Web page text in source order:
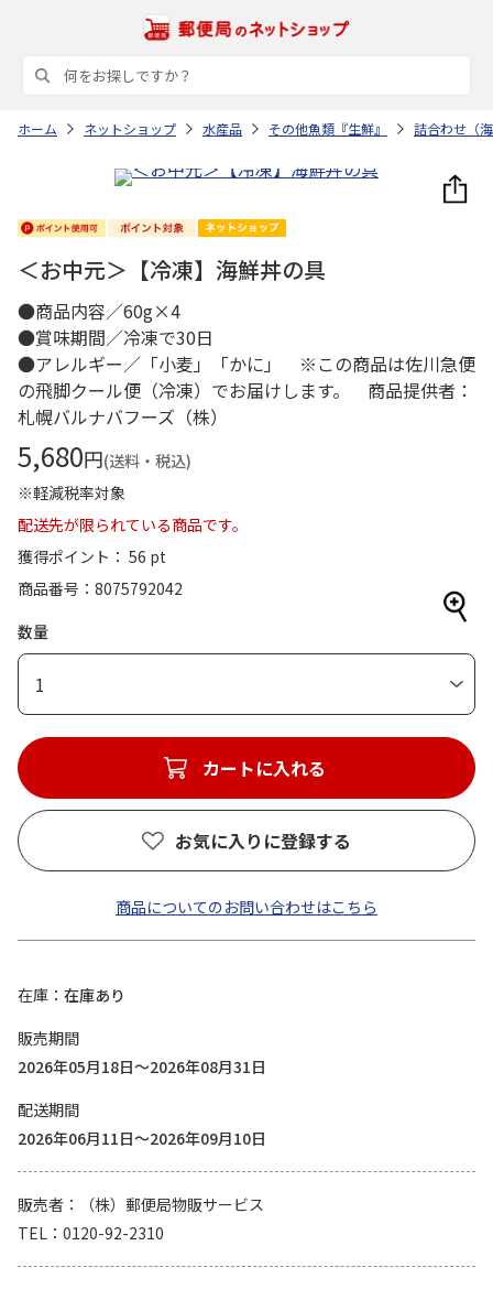
ホーム ネットショップ 水産品 その他魚類『生鮮』 詰合わせ（
＜お中元＞【冷凍】海鮮丼の具
●商品内容／60g×4
●賞味期間／冷凍で30日
●アレルギー／「小麦」「かに」 ※この商品は佐川急便
の飛脚クール便（冷凍）でお届けします。 商品提供者：
札幌バルナバフーズ（株）
5,680円(送料・税込)
※軽減税率対象
配送先が限られている商品です。
獲得ポイント： 56 pt
商品番号
8075792042
数量
1
カートに入れる
お気に入りに登録する
商品についてのお問い合わせはこちら
在庫
在庫あり
販売期間
2026年05月18日～2026年08月31日
配送期間
2026年06月11日～2026年09月10日
販売者
（株）郵便局物販サービス
TEL
0120-92-2310